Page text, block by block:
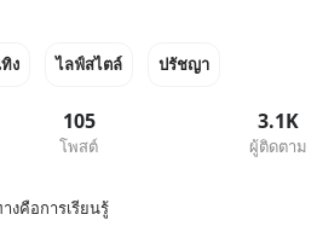
ง ไลฟ์สไตล์ ปรัชญา
105
โพสต์
3.1K
ผู้ติดตาม
งคือการเรียนรู้